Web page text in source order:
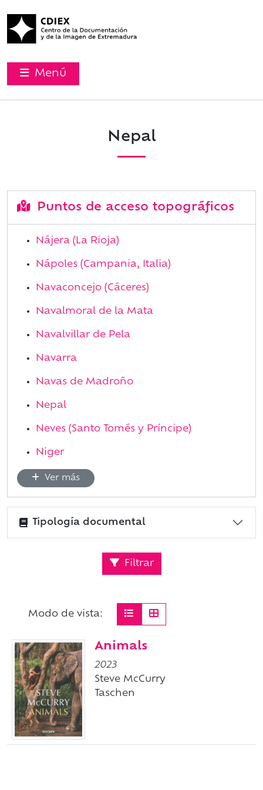
Menú
Nepal
Puntos de acceso topográficos
Nájera (La Rioja)
Nápoles (Campania, Italia)
Navaconcejo (Cáceres)
Navalmoral de la Mata
Navalvillar de Pela
Navarra
Navas de Madroño
Nepal
Neves (Santo Tomés y Príncipe)
Niger
Ver más
Tipología documental
Filtrar
Modo de vista:
Animals
2023
Steve McCurry
Taschen